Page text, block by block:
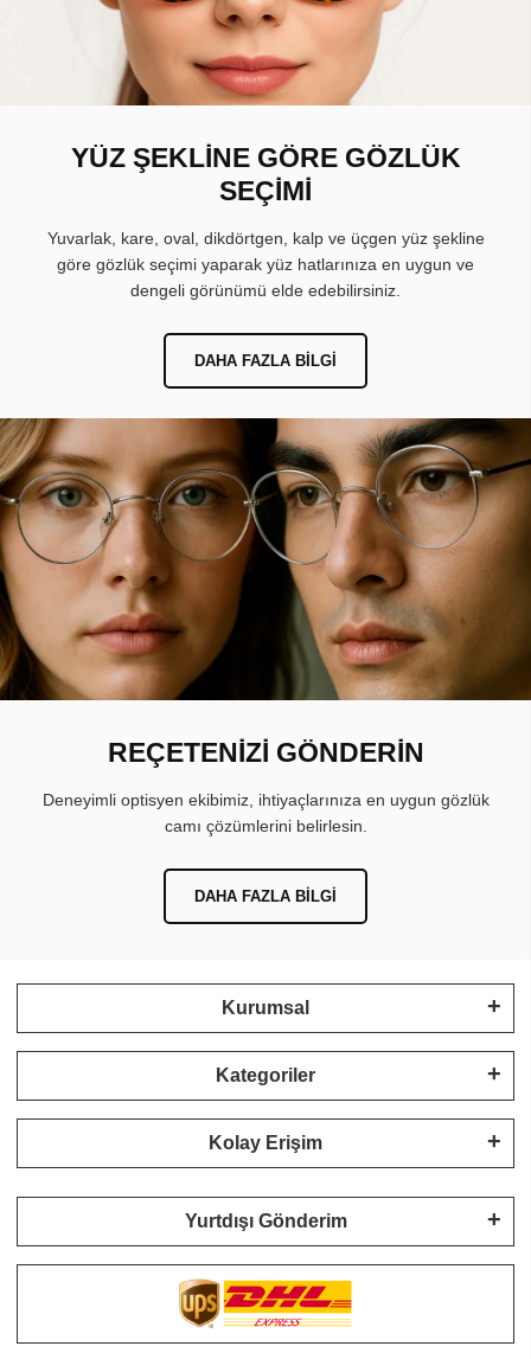
YÜZ ŞEKLİNE GÖRE GÖZLÜK
SEÇİMİ
Yuvarlak, kare, oval, dikdörtgen, kalp ve üçgen yüz şekline
göre gözlük seçimi yaparak yüz hatlarınıza en uygun ve
dengeli görünümü elde edebilirsiniz.
DAHA FAZLA BILGI
REÇETENİZİ GÖNDERİN
Deneyimli optisyen ekibimiz, ihtiyaçlarınıza en uygun gözlük
camı çözümlerini belirlesin.
DAHA FAZLA BILGI
Kurumsal
Kategoriler
Kolay Erişim
Yurtdışı Gönderim